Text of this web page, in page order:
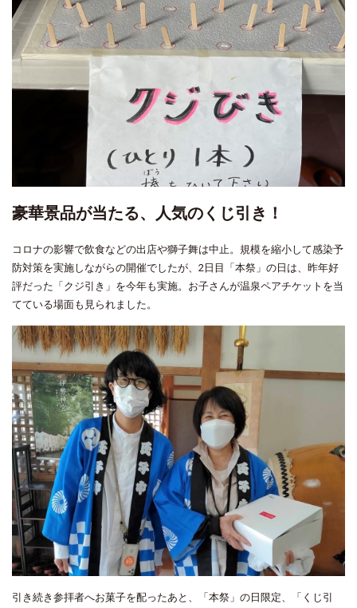
豪華景品が当たる、人気のくじ引き！
コロナの影響で飲食などの出店や獅子舞は中止。規模を縮小して感染予
防対策を実施しながらの開催でしたが、2日目「本祭」の日は、昨年好
評だった「クジ引き」を今年も実施。お子さんが温泉ペアチケットを当
てている場面も見られました。
引き続き参拝者へお菓子を配ったあと、「本祭」の日限定、「くじ引